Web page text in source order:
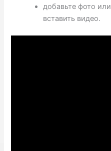
добавьте фото
вставить видео.